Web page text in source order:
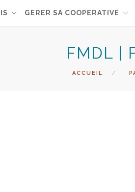
GERER SA COOPERATIVE
FMDL |
ACCUEIL